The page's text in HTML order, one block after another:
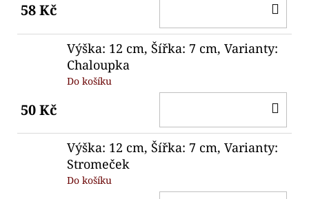
58 Kč
Výška: 12 cm, Šířka: 7 cm, Varianty:
Chaloupka
Do košíku
50 Kč
Výška: 12 cm, Šířka: 7 cm, Varianty:
Stromeček
Do košíku